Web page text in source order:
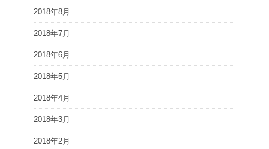
2018年8月
2018年7月
2018年6月
2018年5月
2018年4月
2018年3月
2018年2月